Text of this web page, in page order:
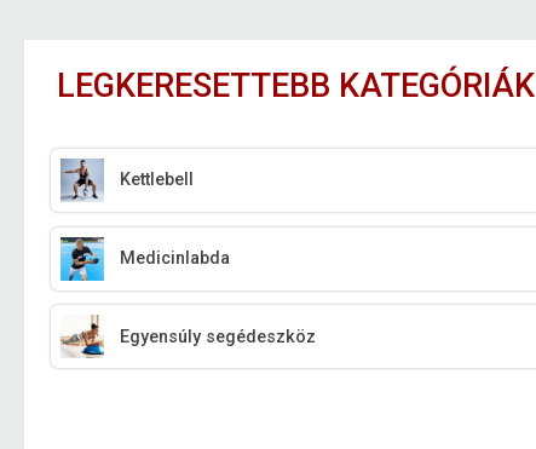
LEGKERESETTEBB KATEGÓRIÁK
Kettlebell
Medicinlabda
Egyensúly segédeszköz